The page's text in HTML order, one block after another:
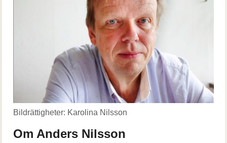
Bildrättigheter: Karolina Nilsson
Om Anders Nilsson